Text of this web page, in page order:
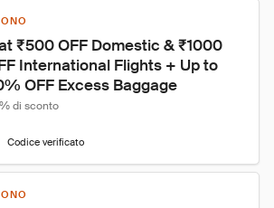
₹500 OFF Domestic & ₹1000
International Flights + Up to
OFF Excess Baggage
di sconto
Codice verificato